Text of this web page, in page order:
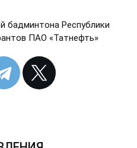
бадминтона Республики
ПАО «Татнефть»